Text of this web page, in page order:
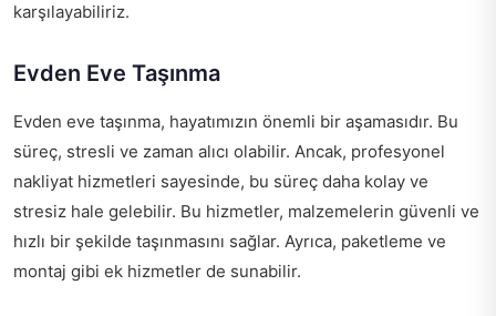
karşılayabiliriz.
Evden Eve Taşınma
Evden eve taşınma, hayatımızın önemli bir aşamasıdır. Bu
süreç, stresli ve zaman alıcı olabilir. Ancak, profesyonel
nakliyat hizmetleri sayesinde, bu süreç daha kolay ve
stresiz hale gelebilir. Bu hizmetler, malzemelerin güvenli ve
hızlı bir şekilde taşınmasını sağlar. Ayrıca, paketleme ve
montaj gibi ek hizmetler de sunabilir.